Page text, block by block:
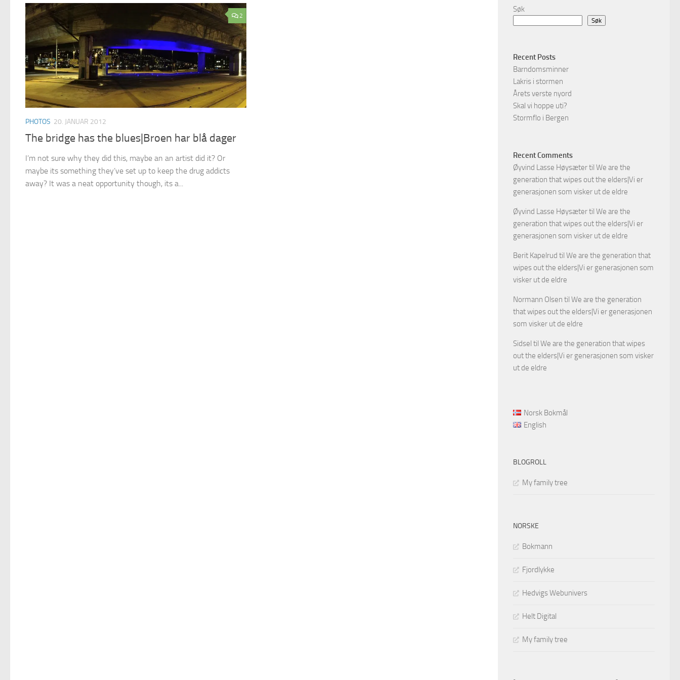
2
PHOTOS 20. JANUAR 2012
The bridge has the blues|Broen har blå dager
I’m not sure why they did this, maybe an an artist did it? Or
maybe its something they’ve set up to keep the drug addicts
away? It was a neat opportunity though, its a...
Søk
Søk
Recent Posts
Barndomsminner
Lakris i stormen
Årets verste nyord
Skal vi hoppe uti?
Stormflo i Bergen
Recent Comments
Øyvind Lasse Høysætertil We are the
generation that wipes out the elders|Vi er
generasjonen som visker ut de eldre
Øyvind Lasse Høysætertil We are the
generation that wipes out the elders|Vi er
generasjonen som visker ut de eldre
Berit Kapelrud til We are the generation that
wipes out the elders|Vi er generasjonen som
visker ut de eldre
Normann Olsen til We are the generation
that wipes out the elders|Vi er generasjonen
som visker ut de eldre
Sidsel til We are the generation that wipes
out the elders|Vi er generasjonen som visker
ut de eldre
Norsk Bokmål
English
BLOGROLL
My family tree
NORSKE
Bokmann
Fjordlykke
Hedvigs Webunivers
Helt Digital
My family tree